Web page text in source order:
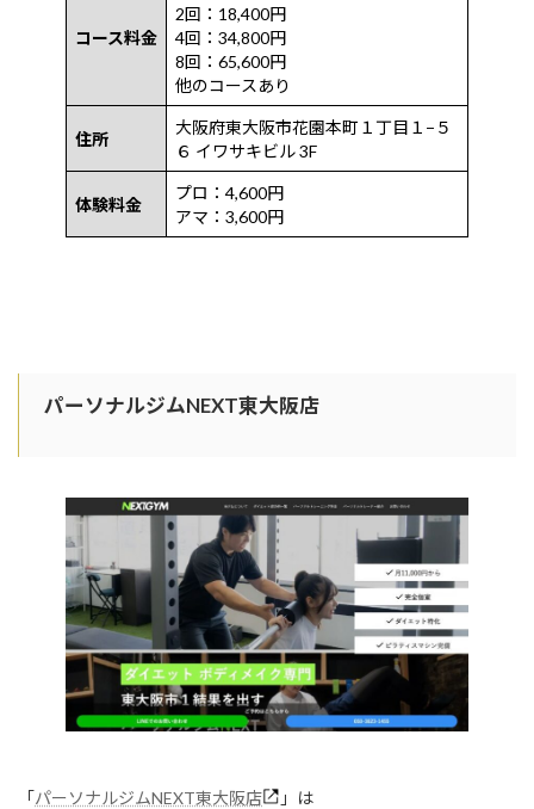
コース料金
2回：18,400円
4回：34,800円
8回：65,600円
他のコースあり
住所
大阪府東大阪市花園本町１丁目１−５
６ イワサキビル 3F
体験料金
プロ：4,600円
アマ：3,600円
パーソナルジムNEXT東大阪店
「パーソナルジムNEXT東大阪店 」は